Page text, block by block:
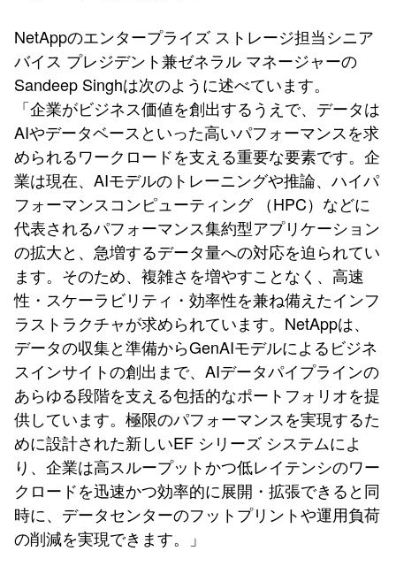
NetAppのエンタープライズ ストレージ担当シニア
バイス プレジデント兼ゼネラル マネージャーの
Sandeep Singhは次のように述べています。
「企業がビジネス価値を創出するうえで、データは
AIやデータベースといった高いパフォーマンスを求
められるワークロードを支える重要な要素です。企
業は現在、AIモデルのトレーニングや推論、ハイパ
フォーマンスコンピューティング （HPC）などに
代表されるパフォーマンス集約型アプリケーション
の拡大と、急増するデータ量への対応を迫られてい
ます。そのため、複雑さを増やすことなく、高速
性・スケーラビリティ・効率性を兼ね備えたインフ
ラストラクチャが求められています。NetAppは、
データの収集と準備からGenAIモデルによるビジネ
スインサイトの創出まで、AIデータパイプラインの
あらゆる段階を支える包括的なポートフォリオを提
供しています。極限のパフォーマンスを実現するた
めに設計された新しいEF シリーズ システムによ
り、企業は高スループットかつ低レイテンシのワー
クロードを迅速かつ効率的に展開・拡張できると同
時に、データセンターのフットプリントや運用負荷
の削減を実現できます。」